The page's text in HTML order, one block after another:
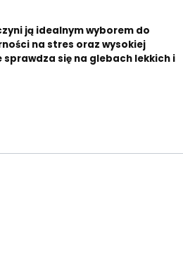
ją idealnym wyborem do
na stres oraz wysokiej
się na glebach lekkich i